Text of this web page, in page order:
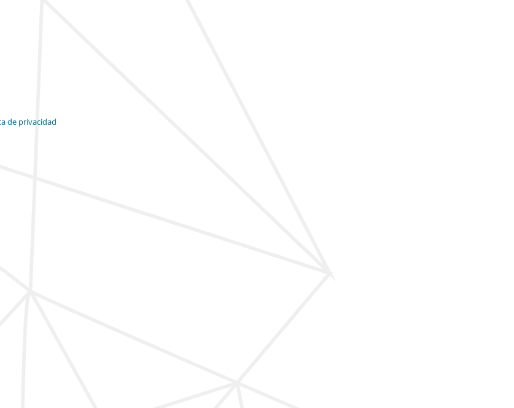
de privacidad